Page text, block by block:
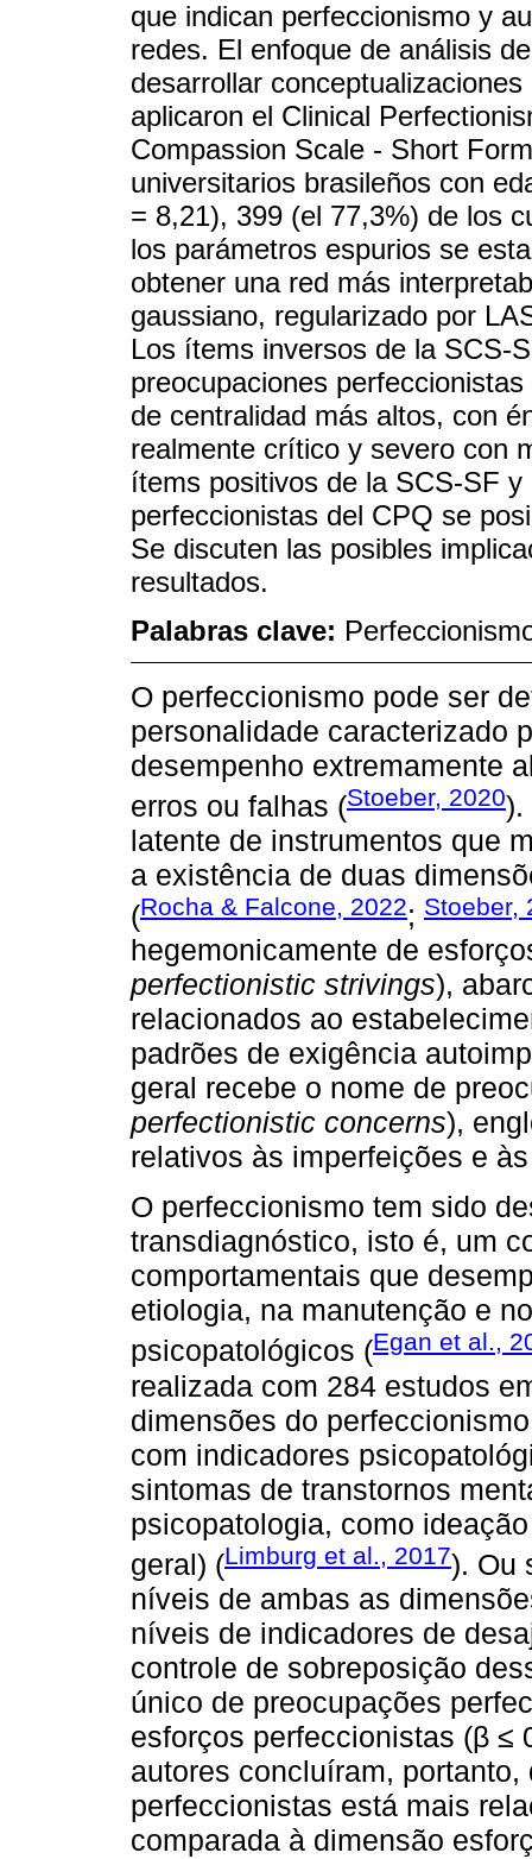
que indican perfeccionismo y
redes. El enfoque de análisis
desarrollar
aplicaron el Clinical
Compassion Scale - Short
universitarios brasileños con
= 8,21), 399 (el 77,3%) de los
los parámetros espurios se
obtener una red más
gaussiano, regularizado por
Los ítems inversos de la SCS-
preocupaciones
de centralidad más altos, con
realmente crítico y severo con
ítems positivos de la SCS-SF
perfeccionistas del CPQ se
Se discuten las posibles
resultados.
Palabras clave:
O perfeccionismo pode ser
personalidade caracterizado
desempenho extremamente
erros ou falhas (Stoeber, 2020).
latente de instrumentos que
a existência de duas
(Rocha & Falcone, 2022; Stoeber,
hegemonicamente de
perfectionistic strivings),
relacionados ao
padrões de exigência
geral recebe o nome de
perfectionistic concerns),
relativos às imperfeições e
O perfeccionismo tem sido
transdiagnóstico, isto é, um
comportamentais que
etiologia, na manutenção e
psicopatológicos (Egan et al.,
realizada com 284 estudos
dimensões do
com indicadores
sintomas de transtornos
psicopatologia, como
geral) (Limburg et al., 2017). Ou
níveis de ambas as
níveis de indicadores de
controle de sobreposição
único de preocupações
esforços perfeccionistas (β ≤
autores concluíram,
perfeccionistas está mais
comparada à dimensão